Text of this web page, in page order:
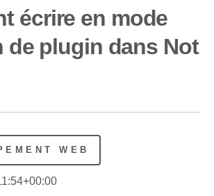
écrire en mode
de plugin dans Not
WEB